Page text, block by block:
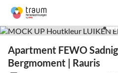
Apartment FEWO
Bergmoment | Rauris